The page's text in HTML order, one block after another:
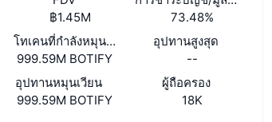
฿1.45M
73.48%
โทเคนที่กำลังหมุนเวียนหรือถูกล็อค
999.59M BOTIFY
อุปทานสูงสุด
--
อุปทานหมุนเวียน
999.59M BOTIFY
ผู้ถือครอง
18K